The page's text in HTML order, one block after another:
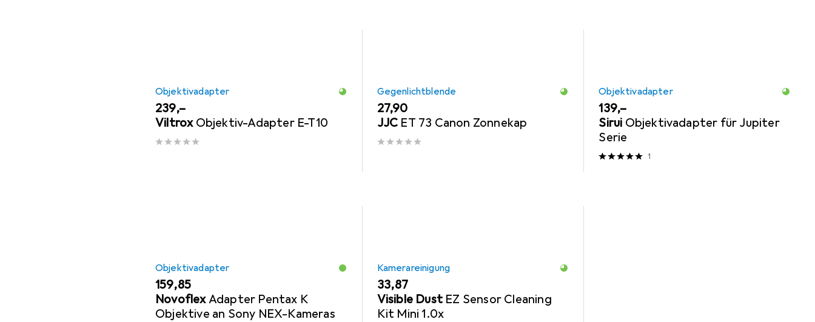
Objektivadapter
EUR
239,–
Viltrox Objektiv-Adapter E-T10
Gegenlichtblende
EUR
27,90
JJC ET 73 Canon Zonnekap
Objektivadapter
EUR
139,–
Sirui Objektivadapter für Jupiter
Serie
1
Objektivadapter
EUR
159,85
NovoflexAdapter Pentax K
Objektive an Sony NEX-Kameras
Kamerareinigung
EUR
33,87
Visible Dust EZ Sensor Cleaning
Kit Mini 1.0x